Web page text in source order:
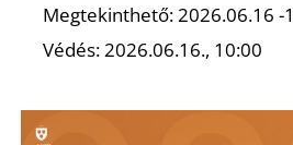
Megtekinthető: 2026.06.16 -
Védés: 2026.06.16., 10:00